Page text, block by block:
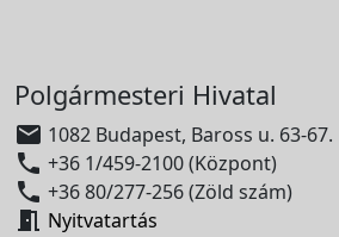
Polgármesteri Hivatal
 1082 Budapest, Baross u. 63-67.
 +36 1/459-2100 (Központ)
 +36 80/277-256 (Zöld szám)
 Nyitvatartás